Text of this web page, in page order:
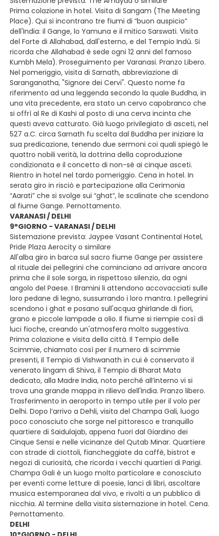
Prima colazione in hotel. Visita di Sangam (The Meeting
Place). Qui si incontrano tre fiumi di “buon auspicio”
dell'India: il Gange, lo Yamuna e il mitico Sarswati. Visita
del Forte di Allahabad, dall'esterno, e del Tempio Indù. Si
ricorda che Allahabad è sede ogni 12 anni del famoso
Kumbh Mela). Proseguimento per Varanasi. Pranzo Libero.
Nel pomeriggio, visita di Sarnath, abbreviazione di
Saranganatha, "Signore dei Cervi". Questo nome fa
riferimento ad una leggenda secondo la quale Buddha, in
una vita precedente, era stato un cervo capobranco che
si offrì al Re di Kashi al posto di una cerva incinta che
questi aveva catturato. Già luogo privilegiato di asceti, nel
527 a.C. circa Sarnath fu scelta dal Buddha per iniziare la
sua predicazione, tenendo due sermoni coi quali spiegò le
quattro nobili verità, la dottrina della coproduzione
condizionata e il concetto di non-sé ai cinque asceti.
Rientro in hotel nel tardo pomeriggio. Cena in hotel. In
serata giro in risciò e partecipazione alla Cerimonia
“Aarati” che si svolge sui “ghat”, le scalinate che scendono
al fiume Gange. Pernottamento.
VARANASI / DELHI
9°GIORNO - VARANASI / DELHI
Sistemazione prevista: Jaypee Vasant Continental Hotel,
Pride Plaza Aerocity o similare
All'alba giro in barca sul sacro fiume Gange per assistere
al rituale dei pellegrini che cominciano ad arrivare ancora
prima che il sole sorga, in rispettoso silenzio, da ogni
angolo del Paese. I Bramini li attendono accovacciati sulle
loro pedane di legno, sussurrando i loro mantra. I pellegrini
scendono i ghat e posano sull'acqua ghirlande di fiori,
grano e piccole lampade a olio. Il fiume si riempie così di
luci fioche, creando un'atmosfera molto suggestiva.
Prima colazione e visita della città. Il Tempio delle
Scimmie, chiamato così per il numero di scimmie
presenti, il Tempio di Vishwanath in cui è conservato il
venerato lingam di Shiva, il Tempio di Bharat Mata
dedicato, alla Madre India, noto perché all’interno vi si
trova una grande mappa in rilievo dell'India. Pranzo libero.
Trasferimento in aeroporto in tempo utile per il volo per
Delhi. Dopo l’arrivo a Dehli, visita del Champa Gali, luogo
poco conosciuto che sorge nel pittoresco e tranquillo
quartiere di Saidulajab, appena fuori dal Giardino dei
Cinque Sensi e nelle vicinanze del Qutab Minar. Quartiere
con strade di ciottoli, fiancheggiate da caffè, bistrot e
negozi di curiosità, che ricorda i vecchi quartieri di Parigi.
Champa Gali è un luogo molto particolare e conosciuto
per eventi come letture di poesie, lanci di libri, ascoltare
musica estemporanea dal vivo, e rivolti a un pubblico di
nicchia. Al termine della visita sistemazione in hotel. Cena.
Pernottamento.
DELHI